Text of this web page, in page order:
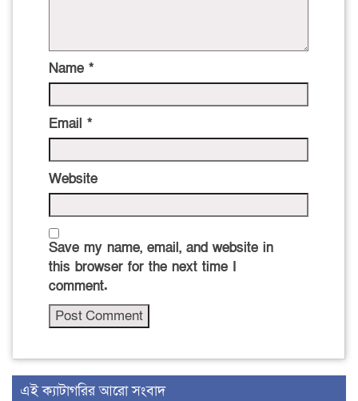
Name *
Email *
Website
Save my name, email, and website in
this browser for the next time I
comment.
‍এই ক্যাটাগরির ‍আরো সংবাদ